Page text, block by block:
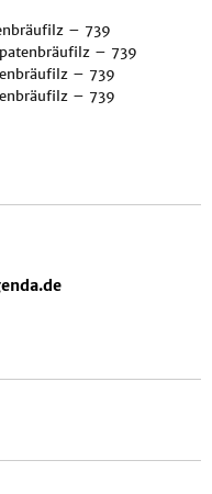
– 739
– 739
– 739
– 739